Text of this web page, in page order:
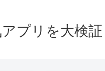
プリを大検証